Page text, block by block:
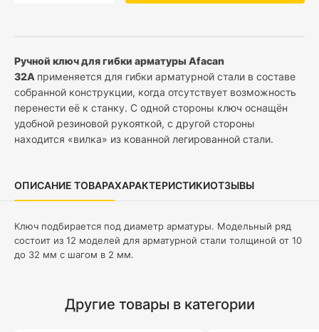
Ручной ключ для гибки арматуры Afacan
32A применяется для гибки арматурной стали в составе
собранной конструкции, когда отсутствует возможность
перенести её к станку. С одной стороны ключ оснащён
удобной резиновой рукояткой, с другой стороны
находится «вилка» из кованной легированной стали.
ОПИСАНИЕ ТОВАРАХАРАКТЕРИСТИКИОТЗЫВЫ
Ключ подбирается под диаметр арматуры. Модельный ряд
состоит из 12 моделей для арматурной стали толщиной от 10
до 32 мм с шагом в 2 мм.
Другие товары в категории